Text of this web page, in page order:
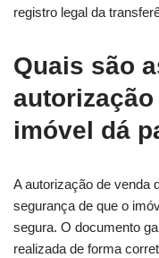
registro legal da
Quais são
imóvel dá
A autorização de venda
segurança de que o
segura. O documento
realizada de forma